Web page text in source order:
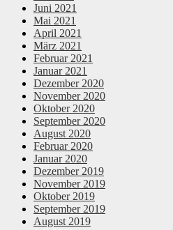
Juni 2021
Mai 2021
April 2021
März 2021
Februar 2021
Januar 2021
Dezember 2020
November 2020
Oktober 2020
September 2020
August 2020
Februar 2020
Januar 2020
Dezember 2019
November 2019
Oktober 2019
September 2019
August 2019